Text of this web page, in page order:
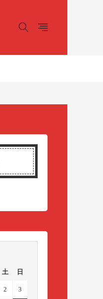
土 日
2 3